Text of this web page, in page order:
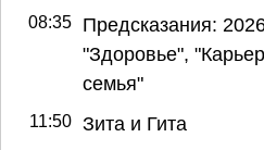
08:35
Предсказания:
"Здоровье",
семья"
11:50 Зита и Гита